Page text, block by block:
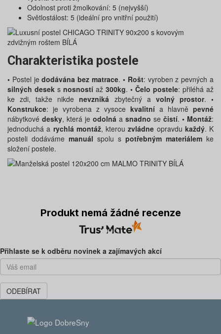
Odolnost proti žmolkování: 5 (nejvyšší)
Světlostálost: 5 (ideální pro vnitřní použití)
Charakteristika postele
• Postel jedodávána bez matrace. • Rošt: vyroben z pevných a
silných desek s nosností až 300kg. • Čelo postele: přiléhá až
ke zdi, takže nikde nevzniká zbytečný a volný prostor. •
Konstrukce: je vyrobena z vysoce kvalitní a hlavně pevné
nábytkové desky, která je odolná a snadno se čistí. • Montáž:
jednoduchá a rychlá montáž, kterouzvládne opravdu každý. K
posteli dodáváme manuál spolu s potřebným materiálem ke
složení postele.
Produkt nemá žádné recenze
Předchozí
Přihlaste se k odběru novinek a zajímavých akcí
ODEBÍRAT